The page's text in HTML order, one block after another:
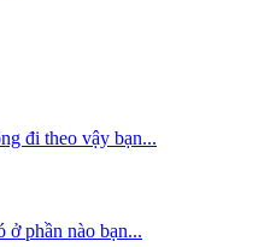
đi theo vậy bạn...
phần nào bạn...